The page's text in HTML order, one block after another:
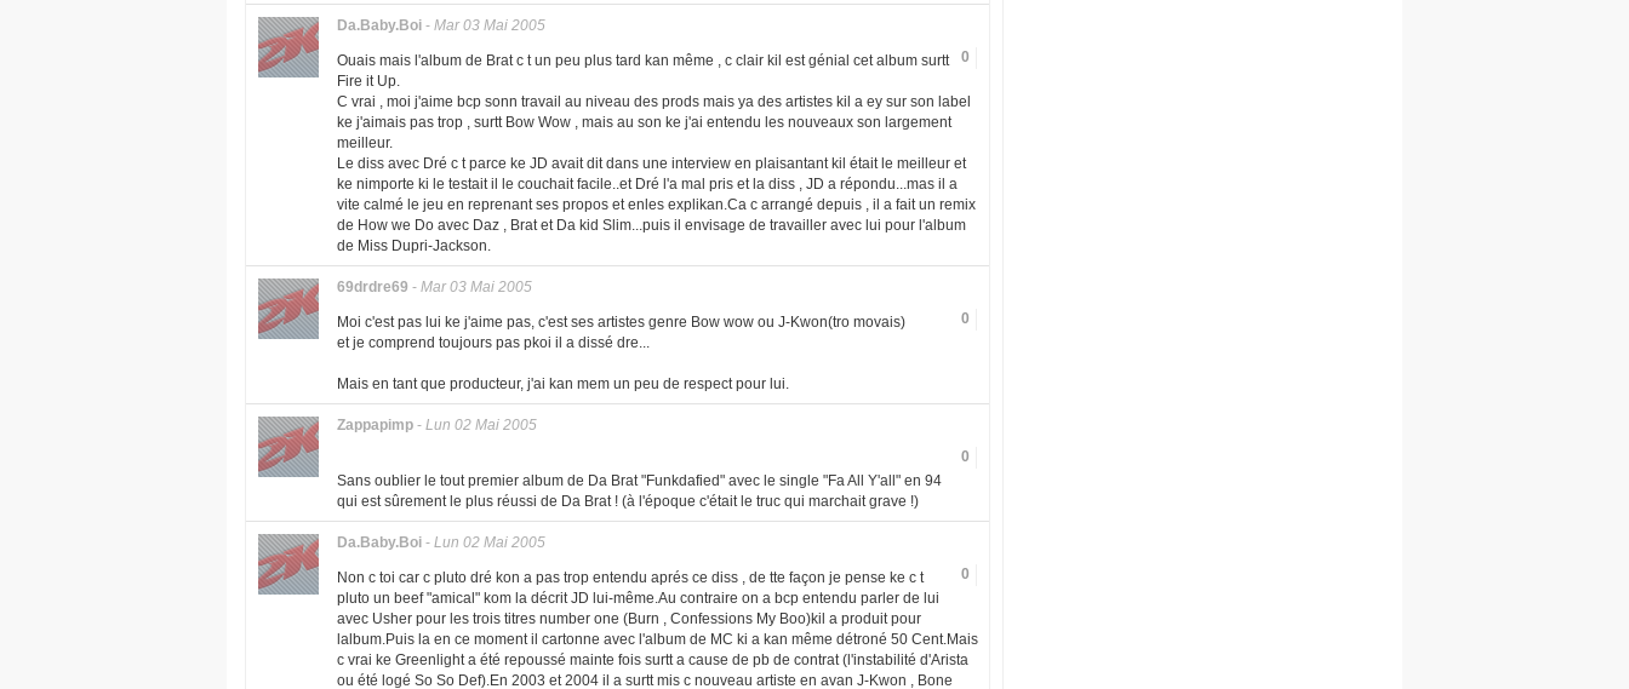
Da.Baby.Boi - Mar 03 Mai 2005
0
Ouais mais l'album de Brat c t un peu plus tard kan même , c clair kil est génial cet album surtt
Fire it Up.
C vrai , moi j'aime bcp sonn travail au niveau des prods mais ya des artistes kil a ey sur son label
ke j'aimais pas trop , surtt Bow Wow , mais au son ke j'ai entendu les nouveaux son largement
meilleur.
Le diss avec Dré c t parce ke JD avait dit dans une interview en plaisantant kil était le meilleur et
ke nimporte ki le testait il le couchait facile..et Dré l'a mal pris et la diss , JD a répondu...mas il a
vite calmé le jeu en reprenant ses propos et enles explikan.Ca c arrangé depuis , il a fait un remix
de How we Do avec Daz , Brat et Da kid Slim...puis il envisage de travailler avec lui pour l'album
de Miss Dupri-Jackson.
69drdre69 - Mar 03 Mai 2005
0
Moi c'est pas lui ke j'aime pas, c'est ses artistes genre Bow wow ou J-Kwon(tro movais)
et je comprend toujours pas pkoi il a dissé dre...
Mais en tant que producteur, j'ai kan mem un peu de respect pour lui.
Zappapimp - Lun 02 Mai 2005
0
Sans oublier le tout premier album de Da Brat "Funkdafied" avec le single "Fa All Y'all" en 94
qui est sûrement le plus réussi de Da Brat ! (à l'époque c'était le truc qui marchait grave !)
Da.Baby.Boi - Lun 02 Mai 2005
0
Non c toi car c pluto dré kon a pas trop entendu aprés ce diss , de tte façon je pense ke c t
pluto un beef "amical" kom la décrit JD lui-même.Au contraire on a bcp entendu parler de lui
avec Usher pour les trois titres number one (Burn , Confessions My Boo)kil a produit pour
lalbum.Puis la en ce moment il cartonne avec l'album de MC ki a kan même détroné 50 Cent.Mais
c vrai ke Greenlight a été repoussé mainte fois surtt a cause de pb de contrat (l'instabilité d'Arista
ou été logé So So Def).En 2003 et 2004 il a surtt mis c nouveau artiste en avan J-Kwon , Bone